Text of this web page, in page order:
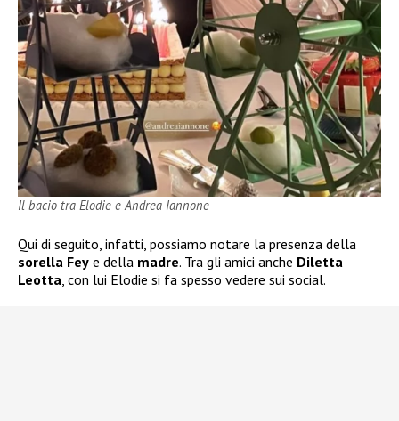
Il bacio tra Elodie e Andrea Iannone
Qui di seguito, infatti, possiamo notare la presenza della
sorella Fey e della madre. Tra gli amici anche Diletta
Leotta, con lui Elodie si fa spesso vedere sui social.